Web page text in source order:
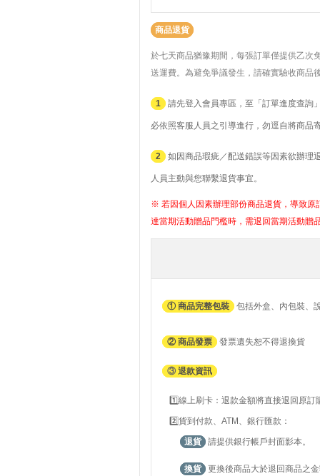
商品退貨
於七天商品猶豫期間，每張訂單僅提供乙次
送運費。 為避免爭議發生，請確實驗收商品
1 請先登入會員專區，至「訂單進度查詢
必依照客服人員之引導進行，勿逕自將商品
2 如因商品瑕疵／配送錯誤等因素欲辦理
人員主動與您聯繫退貨事宜。
※ 若因個人因素辦理部份商品退貨，導致原
達當期活動贈品門檻時，需退回當期活動贈
① 商品完整包裝 包括外盒、內包裝、
② 商品發票 發票遺失恕不得退換貨
③ 退款資訊
1️⃣線上刷卡：退款金額將直接退回原訂
2️⃣貨到付款、ATM、銀行匯款：
退貨 請提供銀行帳戶封面影本。
換貨 更換後商品大於退回商品之